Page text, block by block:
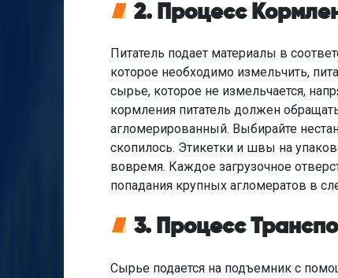
2. Процесс
Питатель подает материалы в
которое необходимо измельчить,
сырье, которое не измельчается,
кормления питатель должен
агломерированный. Выбирайте
скопилось. Этикетки и швы на
вовремя. Каждое загрузочное
попадания крупных агломератов в
3. Процесс
Сырье подается на подъемник с